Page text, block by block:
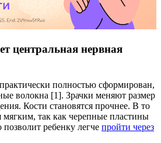
центральная нервная
полностью сформирован,
волокна [1]. Зрачки меняют размер
Кости становятся прочнее. В то
мягким, так как черепные пластины
ребенку легче пройти через